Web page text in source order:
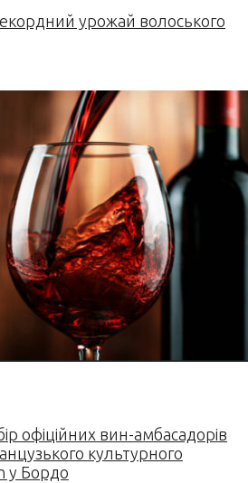
урожай волоського
офіційних вин-амбасадорів
культурного
у Бордо